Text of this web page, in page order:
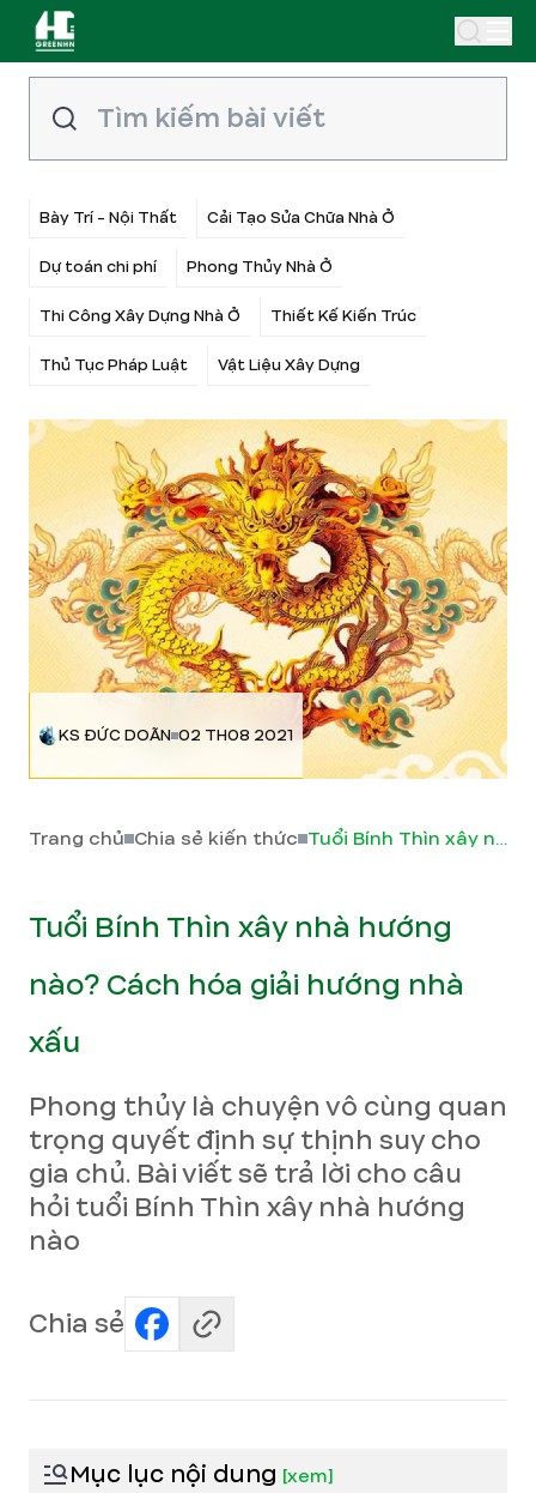
Bày Trí - Nội Thất Cải Tạo Sửa Chữa Nhà Ở
Dự toán chi phí Phong Thủy Nhà Ở
Thi Công Xây Dựng Nhà Ở Thiết Kế Kiến Trúc
Thủ Tục Pháp Luật Vật Liệu Xây Dựng
KS ĐỨC DOÃN 02 TH08 2021
Trang chủ Chia sẻ kiến thức Tuổi Bính Thìn xây nhà hướng nào? Cách hóa giải hướng nhà xấu
Tuổi Bính Thìn xây nhà hướng
nào? Cách hóa giải hướng nhà
xấu
Phong thủy là chuyện vô cùng quan
trọng quyết định sự thịnh suy cho
gia chủ. Bài viết sẽ trả lời cho câu
hỏi tuổi Bính Thìn xây nhà hướng
nào
Chia sẻ
Mục lục nội dung [xem]